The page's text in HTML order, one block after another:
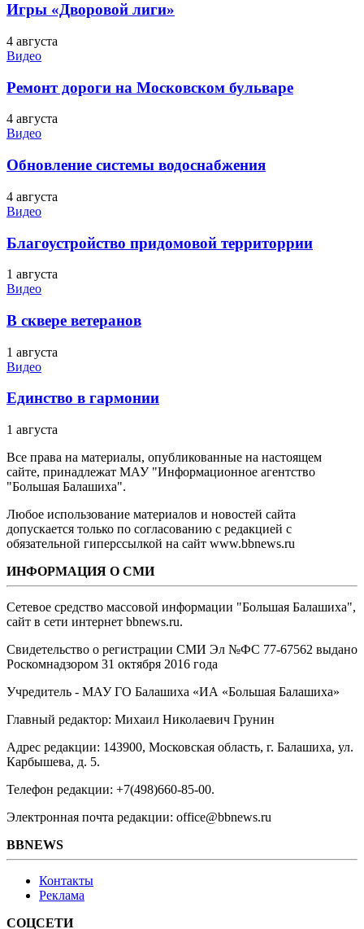
Игры «Дворовой лиги»
4 августа
Видео
Ремонт дороги на Московском бульваре
4 августа
Видео
Обновление системы водоснабжения
4 августа
Видео
Благоустройство придомовой территоррии
1 августа
Видео
В сквере ветеранов
1 августа
Видео
Единство в гармонии
1 августа
Все права на материалы, опубликованные на настоящем
сайте, принадлежат МАУ "Информационное агентство
"Большая Балашиха".
Любое использование материалов и новостей сайта
допускается только по согласованию с редакцией с
обязательной гиперссылкой на сайт www.bbnews.ru
ИНФОРМАЦИЯ О СМИ
Сетевое средство массовой информации "Большая Балашиха",
сайт в сети интернет bbnews.ru.
Свидетельство о регистрации СМИ Эл №ФС ‎77-67562 выдано
Роскомнадзором 31 октября 2016 года
Учредитель - МАУ ГО Балашиха «ИА «Большая Балашиха»
Главный редактор: Михаил Николаевич Грунин
Адрес редакции: 143900, Московская область, г. Балашиха, ул.
Карбышева, д. 5.
Телефон редакции: +7(498)660-85-00.
Электронная почта редакции: office@bbnews.ru
BBNEWS
Контакты
Реклама
СОЦСЕТИ